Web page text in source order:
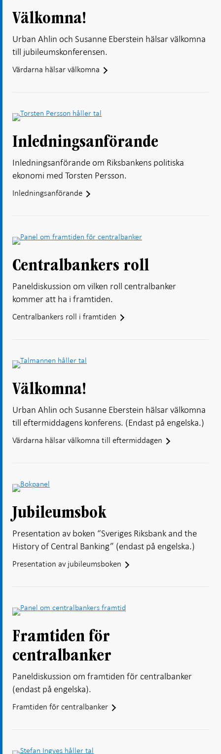
Välkomna!
Urban Ahlin och Susanne Eberstein hälsar välkomna
till jubileumskonferensen.
Värdarna hälsar välkomna
Inledningsanförande
Inledningsanförande om Riksbankens politiska
ekonomi med Torsten Persson.
Inledningsanförande
Centralbankers roll
Paneldiskussion om vilken roll centralbanker
kommer att ha i framtiden.
Centralbankers roll i framtiden
Välkomna!
Urban Ahlin och Susanne Eberstein hälsar välkomna
till eftermiddagens konferens. (Endast på engelska.)
Värdarna hälsar välkomna till eftermiddagen
Jubileumsbok
Presentation av boken “Sveriges Riksbank and the
History of Central Banking” (endast på engelska.)
Presentation av jubileumsboken
Framtiden för
centralbanker
Paneldiskussion om framtiden för centralbanker
(endast på engelska).
Framtiden för centralbanker